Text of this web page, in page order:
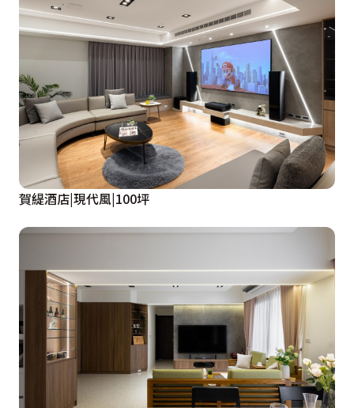
廚房和餐廳特別以捲簾阻擋廚房的油煙，捲簾採塑膠材質
表面平滑具好清潔的優點，不使用時順手拉起簡單方便又
不佔空間；為巧妙遮掩電器箱，將牆面以弧型木作加以修
飾，一體成型的造型讓空間感更加分。弧型的木作造型櫃
體，不僅是裝飾還兼具了儲藏櫃的實質用途，收納功能超
強，同時也預留了冰箱的位置尺寸，剛剛好完美的嵌入，
整潔又美觀。
淡淡的黃綠色調佈滿室內，一早陽光悄悄透過窗紗輕灑，
累積滿滿元氣準備迎接一天的開始，轉身步入衛浴室寬敞
主，另外貼心地增加包包櫃及折疊衣物的收納空間。
賀緹酒店|現代風|100坪